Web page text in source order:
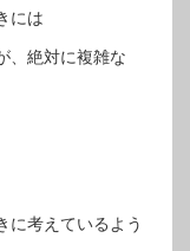
には
、絶対に複雑な
に考えているよう